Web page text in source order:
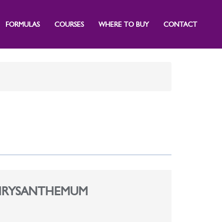
FORMULAS COURSES WHERE TO BUY CONTACT